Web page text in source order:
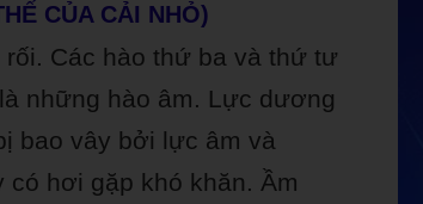
CỦA CẢI NHỎ)
Các hào thứ ba và thứ tư
những hào âm. Lực dương
bao vây bởi lực âm và
hơi gặp khó khăn. Ầm